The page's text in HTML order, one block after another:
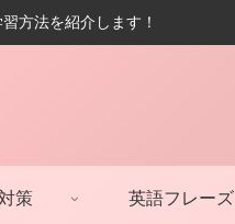
方法を紹介します！
策 英語フレーズ